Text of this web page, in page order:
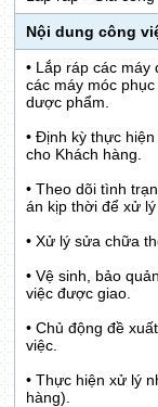
Nội dung công
• Lắp ráp các
các máy móc
dược phẩm.
• Định kỳ thực
cho Khách hàng.
• Theo dõi tình
án kịp thời để xử lý
• Xử lý sửa chữa
• Vệ sinh, bảo
việc được giao.
• Chủ động đề
việc.
• Thực hiện xử lý
hàng).